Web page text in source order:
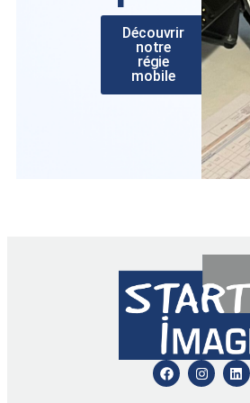
Découvrir
notre
régie
mobile